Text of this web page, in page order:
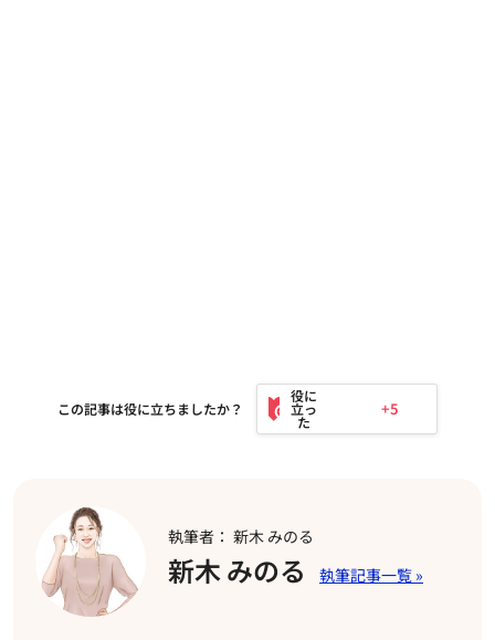
この記事は役に立ちましたか？ +5
執筆者： 新木 みのる
新木 みのる